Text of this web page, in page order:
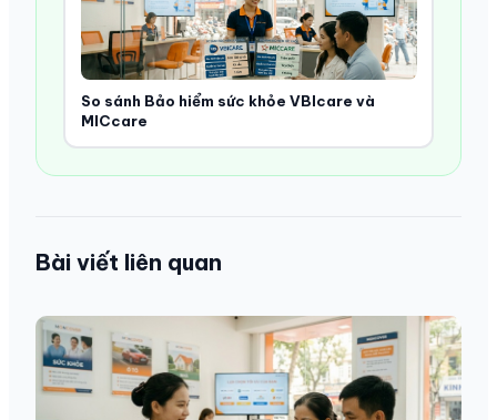
So sánh Bảo hiểm sức khỏe VBIcare và
MICcare
Bài viết liên quan